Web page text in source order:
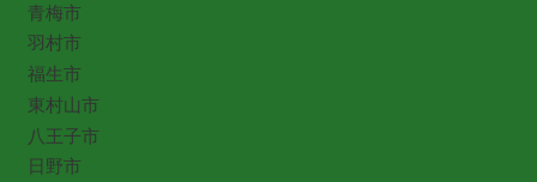
青梅市
羽村市
福生市
東村山市
八王子市
日野市